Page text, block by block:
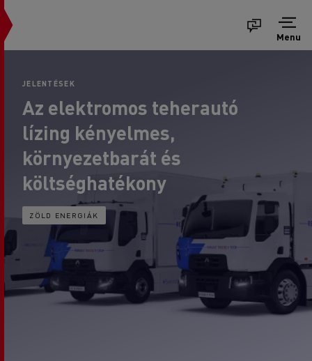
Menu
JELENTÉSEK
Az elektromos teherautó
lízing kényelmes,
környezetbarát és
költséghatékony
ZÖLD ENERGIÁK